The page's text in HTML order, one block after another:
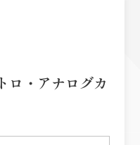
ロ・アナログカ